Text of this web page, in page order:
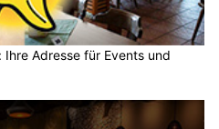
Ihre Adresse für Events und